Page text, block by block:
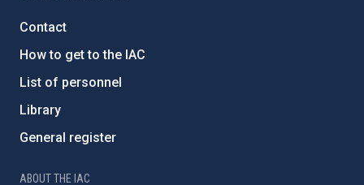
Contact
How to get to the IAC
List of personnel
Library
General register
ABOUT THE IAC